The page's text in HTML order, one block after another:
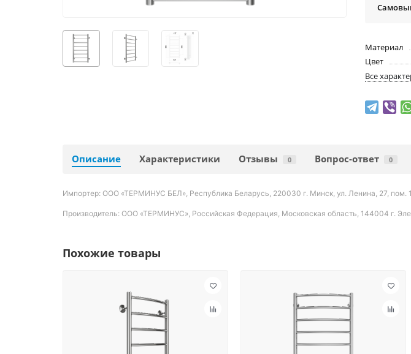
Материал
Цвет
Все
Описание Характеристики Отзывы 0 Вопрос-ответ 0
Импортер: ООО «ТЕРМИНУС БЕЛ», Республика Беларусь, 220030 г. Минск, ул. Ленина, 27, пом.
Производитель: ООО «ТЕРМИНУС», Российская Федерация, Московская область, 144004 г.
Похожие товары